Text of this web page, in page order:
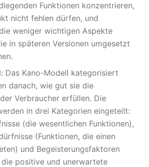
Funktionen konzentrieren,
nicht fehlen dürfen, und
weniger wichtigen Aspekte
in späteren Versionen umgesetzt
Das Kano-Modell kategorisiert
danach, wie gut sie die
Verbraucher erfüllen. Die
in drei Kategorien eingeteilt:
(die wesentlichen Funktionen),
(Funktionen, die einen
und Begeisterungsfaktoren
die positive und unerwartete